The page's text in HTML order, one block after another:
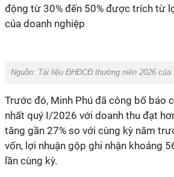
động từ 30% đến 50% được trích từ
của doanh nghiệp
Nguồn: Tài liệu ĐHĐCĐ thường niên 2026 của
Trước đó, Minh Phú đã công bố báo
nhất quý I/2026 với doanh thu đạt
tăng gần 27% so với cùng kỳ năm
vốn, lợi nhuận gộp ghi nhận khoảng
lần cùng kỳ.